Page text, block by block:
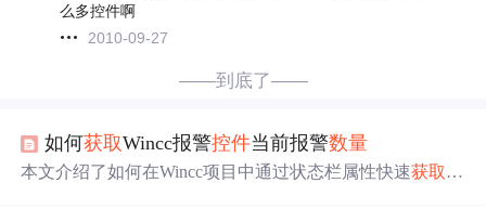
么多控件啊
2010-09-27
——到底了——
如何获取Wincc报警控件当前报警数量
本文介绍了如何在Wincc项目中通过状态栏属性快速获取 报